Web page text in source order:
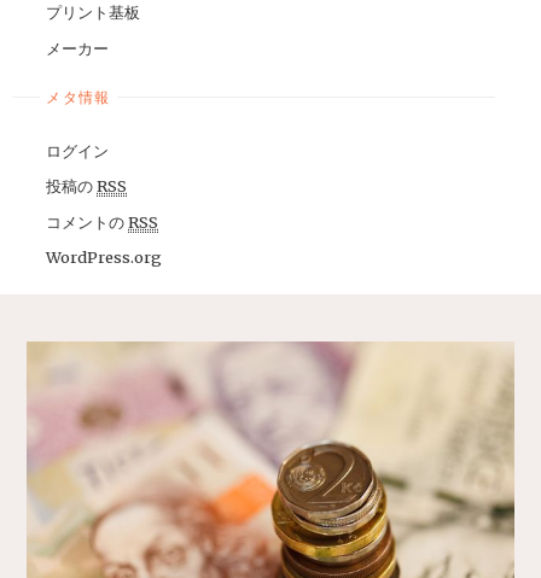
プリント基板
メーカー
メタ情報
ログイン
投稿のRSS
コメントのRSS
WordPress.org